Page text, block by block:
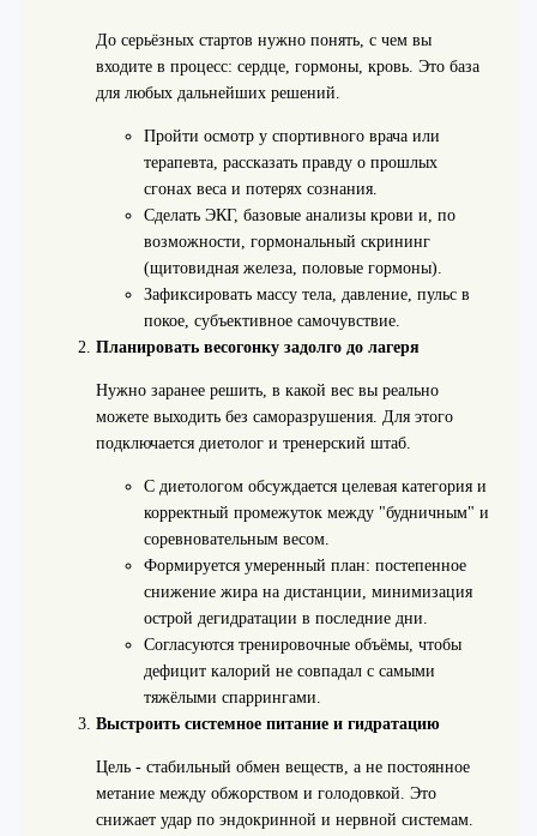
До серьёзных стартов нужно понять, с чем вы
входите в процесс: сердце, гормоны, кровь. Это база
для любых дальнейших решений.
Пройти осмотр у спортивного врача или
терапевта, рассказать правду о прошлых
сгонах веса и потерях сознания.
Сделать ЭКГ, базовые анализы крови и, по
возможности, гормональный скрининг
(щитовидная железа, половые гормоны).
Зафиксировать массу тела, давление, пульс в
покое, субъективное самочувствие.
Планировать весогонку задолго до лагеря
Нужно заранее решить, в какой вес вы реально
можете выходить без саморазрушения. Для этого
подключается диетолог и тренерский штаб.
С диетологом обсуждается целевая категория и
корректный промежуток между "будничным" и
соревновательным весом.
Формируется умеренный план: постепенное
снижение жира на дистанции, минимизация
острой дегидратации в последние дни.
Согласуются тренировочные объёмы, чтобы
дефицит калорий не совпадал с самыми
тяжёлыми спаррингами.
Выстроить системное питание и гидратацию
Цель - стабильный обмен веществ, а не постоянное
метание между обжорством и голодовкой. Это
снижает удар по эндокринной и нервной системам.